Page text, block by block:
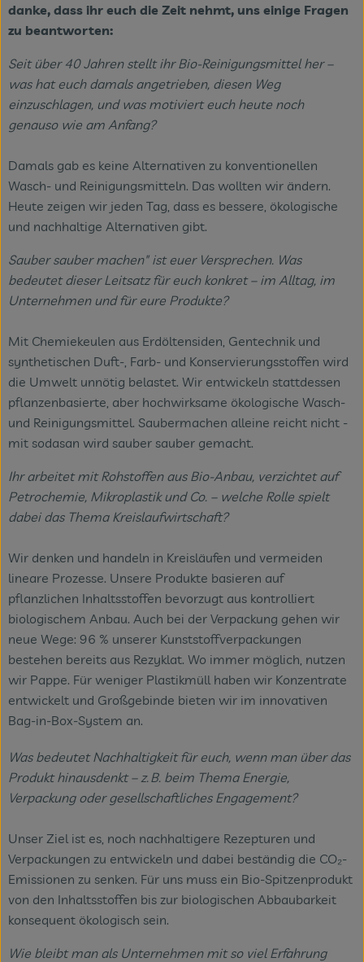
danke, dass ihr euch die Zeit nehmt, uns einige Fragen
zu beantworten:
Seit über 40 Jahren stellt ihr Bio-Reinigungsmittel her –
was hat euch damals angetrieben, diesen Weg
einzuschlagen, und was motiviert euch heute noch
genauso wie am Anfang?
Damals gab es keine Alternativen zu konventionellen
Wasch- und Reinigungsmitteln. Das wollten wir ändern.
Heute zeigen wir jeden Tag, dass es bessere, ökologische
und nachhaltige Alternativen gibt.
Sauber sauber machen" ist euer Versprechen. Was
bedeutet dieser Leitsatz für euch konkret – im Alltag, im
Unternehmen und für eure Produkte?
Mit Chemiekeulen aus Erdöltensiden, Gentechnik und
synthetischen Duft-, Farb- und Konservierungsstoffen wird
die Umwelt unnötig belastet. Wir entwickeln stattdessen
pflanzenbasierte, aber hochwirksame ökologische Wasch-
und Reinigungsmittel. Saubermachen alleine reicht nicht -
mit sodasan wird sauber sauber gemacht.
Ihr arbeitet mit Rohstoffen aus Bio-Anbau, verzichtet auf
Petrochemie, Mikroplastik und Co. – welche Rolle spielt
dabei das Thema Kreislaufwirtschaft?
Wir denken und handeln in Kreisläufen und vermeiden
lineare Prozesse. Unsere Produkte basieren auf
pflanzlichen Inhaltsstoffen bevorzugt aus kontrolliert
biologischem Anbau. Auch bei der Verpackung gehen wir
neue Wege: 96 % unserer Kunststoffverpackungen
bestehen bereits aus Rezyklat. Wo immer möglich, nutzen
wir Pappe. Für weniger Plastikmüll haben wir Konzentrate
entwickelt und Großgebinde bieten wir im innovativen
Bag-in-Box-System an.
Was bedeutet Nachhaltigkeit für euch, wenn man über das
Produkt hinausdenkt – z. B. beim Thema Energie,
Verpackung oder gesellschaftliches Engagement?
Unser Ziel ist es, noch nachhaltigere Rezepturen und
Verpackungen zu entwickeln und dabei beständig die CO₂-
Emissionen zu senken. Für uns muss ein Bio-Spitzenprodukt
von den Inhaltsstoffen bis zur biologischen Abbaubarkeit
konsequent ökologisch sein.
Wie bleibt man als Unternehmen mit so viel Erfahrung